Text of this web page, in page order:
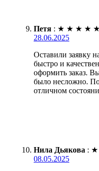
Петя : ★ ★ ★ ★ ★
28.06.2025
Оставили заявку
быстро и
оформить заказ.
было несложно.
отличном
Нила Дьякова : ★
08.05.2025